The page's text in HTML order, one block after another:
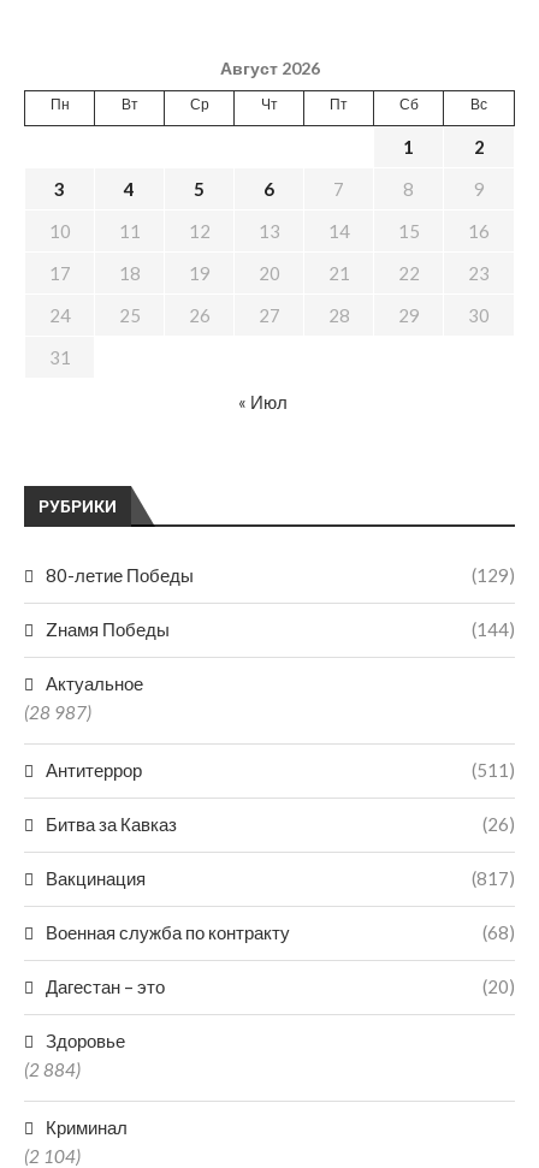
РУБРИКИ
80-летие Победы (129)
Zнамя Победы (144)
Актуальное
(28 987)
Антитеррор (511)
Битва за Кавказ (26)
Вакцинация (817)
Военная служба по контракту (68)
Дагестан – это (20)
Здоровье
(2 884)
Криминал
(2 104)
Август 2026
Пн Вт Ср Чт Пт Сб Вс
1
2
3
4 5 6 7 8
9
10
11 12 13 14 15
16
17
18 19 20 21 22
23
24
25 26 27 28 29
30
31
« Июл